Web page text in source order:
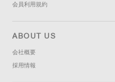
会員利用規約
ABOUT US
会社概要
採用情報